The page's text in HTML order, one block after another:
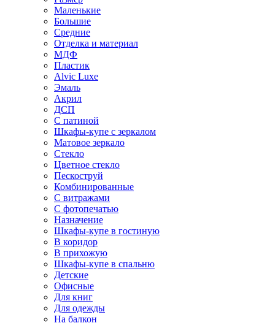
Маленькие
Большие
Средние
Отделка и материал
МДФ
Пластик
Alvic Luxe
Эмаль
Акрил
ДСП
С патиной
Шкафы-купе с зеркалом
Матовое зеркало
Стекло
Цветное стекло
Пескоструй
Комбинированные
С витражами
С фотопечатью
Назначение
Шкафы-купе в гостиную
В коридор
В прихожую
Шкафы-купе в спальню
Детские
Офисные
Для книг
Для одежды
На балкон